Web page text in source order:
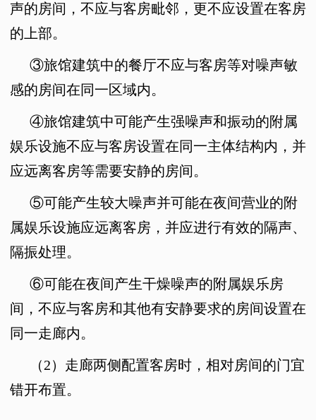
声的房间，不应与客房毗邻，更不应设置在客房
的上部。
③旅馆建筑中的餐厅不应与客房等对噪声敏
感的房间在同一区域内。
④旅馆建筑中可能产生强噪声和振动的附属
娱乐设施不应与客房设置在同一主体结构内，并
应远离客房等需要安静的房间。
⑤可能产生较大噪声并可能在夜间营业的附
属娱乐设施应远离客房，并应进行有效的隔声、
隔振处理。
⑥可能在夜间产生干燥噪声的附属娱乐房
间，不应与客房和其他有安静要求的房间设置在
同一走廊内。
（2） 走廊两侧配置客房时，相对房间的门宜
错开布置。